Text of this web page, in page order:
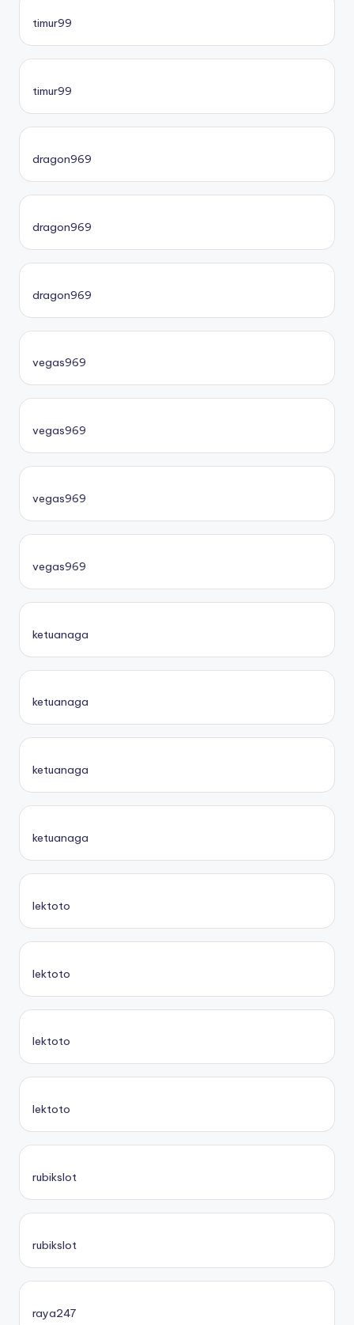
timur99
timur99
dragon969
dragon969
dragon969
vegas969
vegas969
vegas969
vegas969
ketuanaga
ketuanaga
ketuanaga
ketuanaga
lektoto
lektoto
lektoto
lektoto
rubikslot
rubikslot
raya247